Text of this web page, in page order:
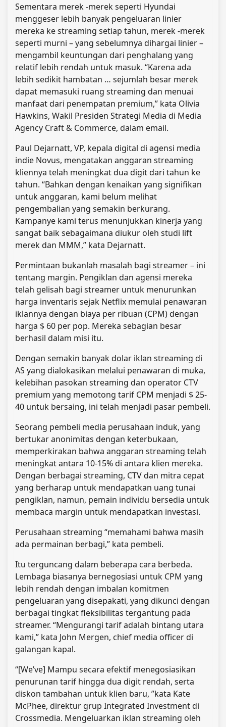
Sementara merek -merek seperti Hyundai
menggeser lebih banyak pengeluaran linier
mereka ke streaming setiap tahun, merek -merek
seperti murni – yang sebelumnya dihargai linier –
mengambil keuntungan dari penghalang yang
relatif lebih rendah untuk masuk. “Karena ada
lebih sedikit hambatan … sejumlah besar merek
dapat memasuki ruang streaming dan menuai
manfaat dari penempatan premium,” kata Olivia
Hawkins, Wakil Presiden Strategi Media di Media
Agency Craft & Commerce, dalam email.
Paul Dejarnatt, VP, kepala digital di agensi media
indie Novus, mengatakan anggaran streaming
kliennya telah meningkat dua digit dari tahun ke
tahun. “Bahkan dengan kenaikan yang signifikan
untuk anggaran, kami belum melihat
pengembalian yang semakin berkurang.
Kampanye kami terus menunjukkan kinerja yang
sangat baik sebagaimana diukur oleh studi lift
merek dan MMM,” ​​kata Dejarnatt.
Permintaan bukanlah masalah bagi streamer – ini
tentang margin. Pengiklan dan agensi mereka
telah gelisah bagi streamer untuk menurunkan
harga inventaris sejak Netflix memulai penawaran
iklannya dengan biaya per ribuan (CPM) dengan
harga $ 60 per pop. Mereka sebagian besar
berhasil dalam misi itu.
Dengan semakin banyak dolar iklan streaming di
AS yang dialokasikan melalui penawaran di muka,
kelebihan pasokan streaming dan operator CTV
premium yang memotong tarif CPM menjadi $ 25-
40 untuk bersaing, ini telah menjadi pasar pembeli.
Seorang pembeli media perusahaan induk, yang
bertukar anonimitas dengan keterbukaan,
memperkirakan bahwa anggaran streaming telah
meningkat antara 10-15% di antara klien mereka.
Dengan berbagai streaming, CTV dan mitra cepat
yang berharap untuk mendapatkan uang tunai
pengiklan, namun, pemain individu bersedia untuk
membaca margin untuk mendapatkan investasi.
Perusahaan streaming “memahami bahwa masih
ada permainan berbagi,” kata pembeli.
Itu terguncang dalam beberapa cara berbeda.
Lembaga biasanya bernegosiasi untuk CPM yang
lebih rendah dengan imbalan komitmen
pengeluaran yang disepakati, yang dikunci dengan
berbagai tingkat fleksibilitas tergantung pada
streamer. “Mengurangi tarif adalah bintang utara
kami,” kata John Mergen, chief media officer di
galangan kapal.
“[We’ve] Mampu secara efektif menegosiasikan
penurunan tarif hingga dua digit rendah, serta
diskon tambahan untuk klien baru, ”kata Kate
McPhee, direktur grup Integrated Investment di
Crossmedia. Mengeluarkan iklan streaming oleh